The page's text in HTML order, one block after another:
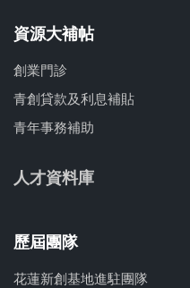
資源大補帖
創業門診
青創貸款及利息補貼
青年事務補助
人才資料庫
歷屆團隊
花蓮新創基地進駐團隊